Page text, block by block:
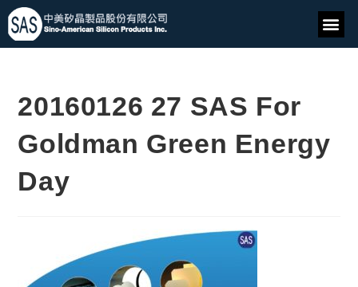
20160126 27 SAS For
Goldman Green Energy
Day